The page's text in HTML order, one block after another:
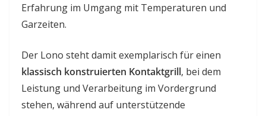
Erfahrung im Umgang mit Temperaturen und
Garzeiten.
Der Lono steht damit exemplarisch für einen
klassisch konstruierten Kontaktgrill, bei dem
Leistung und Verarbeitung im Vordergrund
stehen, während auf unterstützende